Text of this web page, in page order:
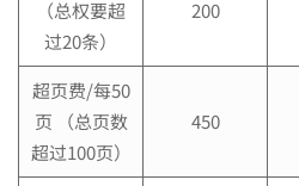
（总权要超
过20条）
200
超页费/每50
页 （总页数
超过100页）
450